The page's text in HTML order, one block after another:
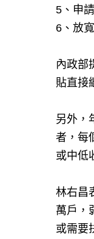
5、申
6、放
內政部
貼直接
另外，
者，每
或中低
林右昌
萬戶，
或需要